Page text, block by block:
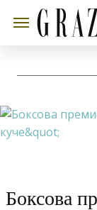
Боксова